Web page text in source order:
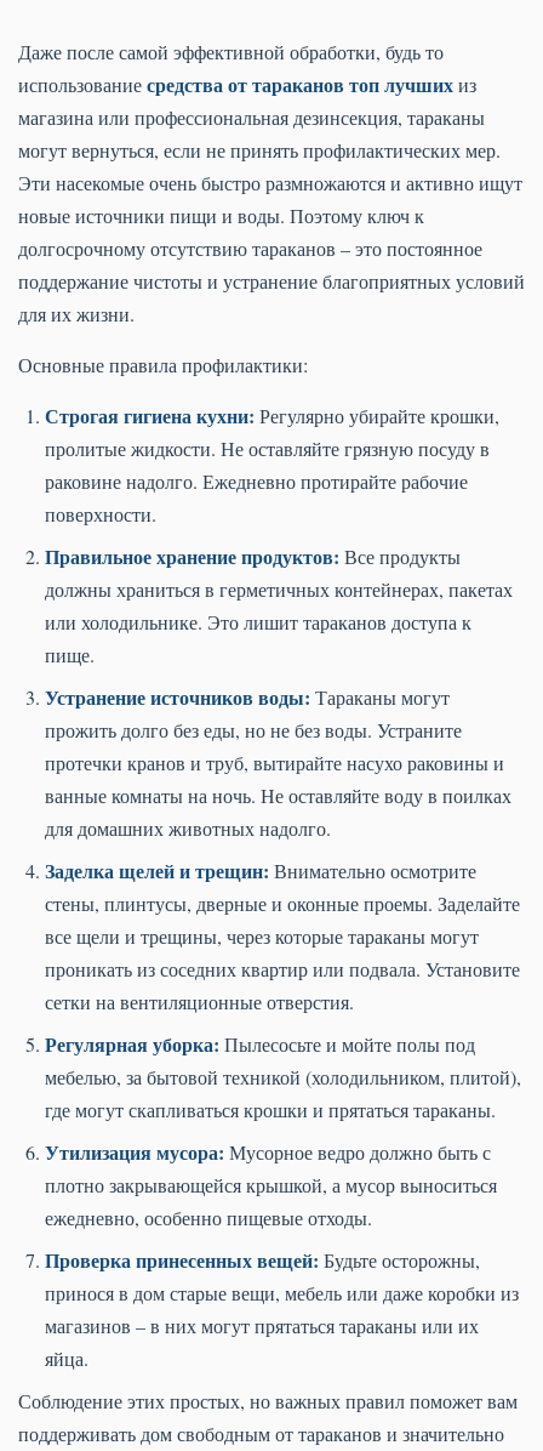
Даже после самой эффективной обработки, будь то
использованиесредства от тараканов топ лучшихиз
магазина или профессиональная дезинсекция, тараканы
могут вернуться, если не принять профилактических мер.
Эти насекомые очень быстро размножаются и активно ищут
новые источники пищи и воды. Поэтому ключ к
долгосрочному отсутствию тараканов – это постоянное
поддержание чистоты и устранение благоприятных условий
для их жизни.
Основные правила профилактики:
Строгая гигиена кухни: Регулярно убирайте крошки,
пролитые жидкости. Не оставляйте грязную посуду в
раковине надолго. Ежедневно протирайте рабочие
поверхности.
Правильное хранение продуктов: Все продукты
должны храниться в герметичных контейнерах, пакетах
или холодильнике. Это лишит тараканов доступа к
пище.
Устранение источников воды: Тараканы могут
прожить долго без еды, но не без воды. Устраните
протечки кранов и труб, вытирайте насухо раковины и
ванные комнаты на ночь. Не оставляйте воду в поилках
для домашних животных надолго.
Заделка щелей и трещин: Внимательно осмотрите
стены, плинтусы, дверные и оконные проемы. Заделайте
все щели и трещины, через которые тараканы могут
проникать из соседних квартир или подвала. Установите
сетки на вентиляционные отверстия.
Регулярная уборка: Пылесосьте и мойте полы под
мебелью, за бытовой техникой (холодильником, плитой),
где могут скапливаться крошки и прятаться тараканы.
Утилизация мусора: Мусорное ведро должно быть с
плотно закрывающейся крышкой, а мусор выноситься
ежедневно, особенно пищевые отходы.
Проверка принесенных вещей: Будьте осторожны,
принося в дом старые вещи, мебель или даже коробки из
магазинов – в них могут прятаться тараканы или их
яйца.
Соблюдение этих простых, но важных правил поможет вам
поддерживать дом свободным от тараканов и значительно